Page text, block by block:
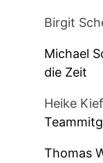
Birgit
Michael
die Zeit
Heike Kief
Thomas